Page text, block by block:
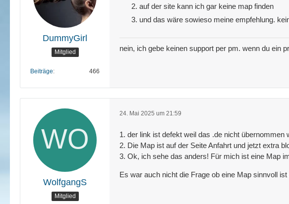
DummyGirl
Mitglied
Beiträge 466
auf der site kann ich gar keine map finden
und das wäre sowieso meine empfehlung.
nein, ich gebe keinen support per pm. wenn du ein
WolfgangS
Mitglied
24. Mai 2025 um 21:59
1. der link ist defekt weil das .de nicht übernommen
2. Die Map ist auf der Seite Anfahrt und jetzt extra
3. Ok, ich sehe das anders! Für mich ist eine Map
Es war auch nicht die Frage ob eine Map sinnvoll